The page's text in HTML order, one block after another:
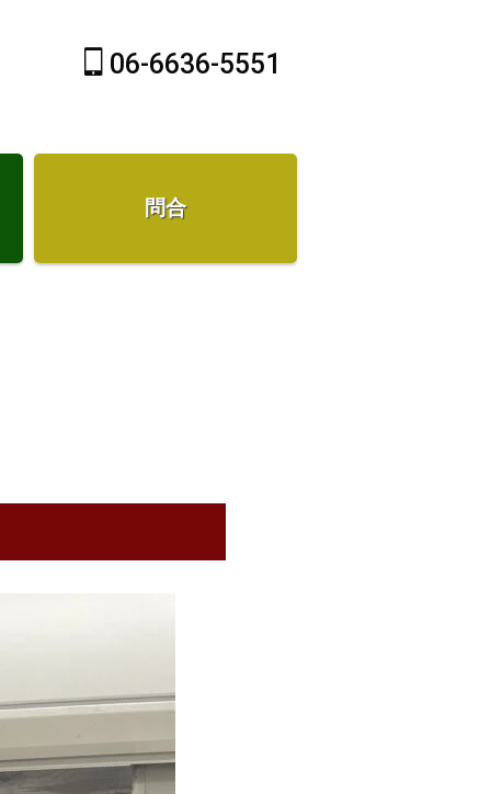
06-6636-5551
問合